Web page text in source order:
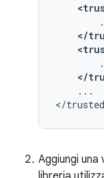
</
</
...
Aggiungi una